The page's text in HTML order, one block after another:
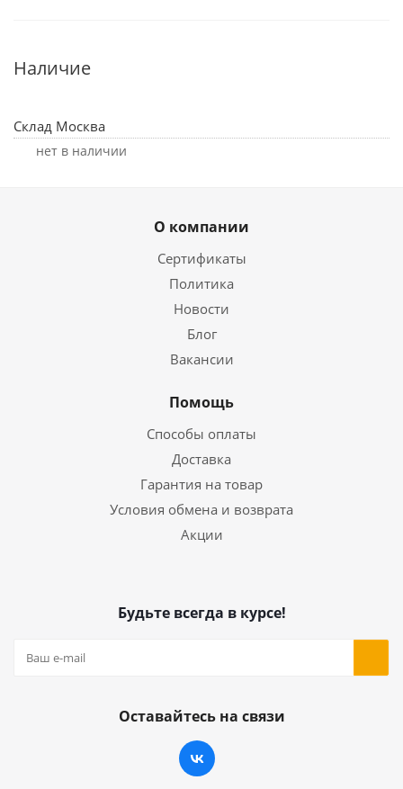
Наличие
Склад Москва
Нет в наличии
О компании
Сертификаты
Политика
Новости
Блог
Вакансии
Помощь
Способы оплаты
Доставка
Гарантия на товар
Условия обмена и возврата
Акции
Будьте всегда в курсе!
Оставайтесь на связи